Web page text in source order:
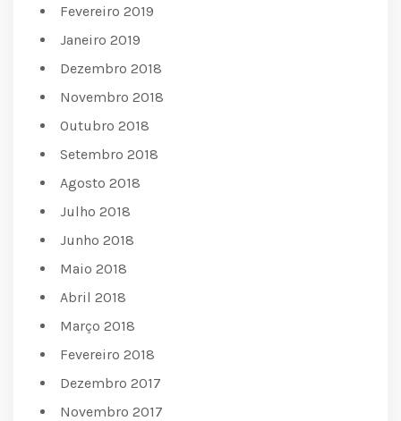
Fevereiro 2019
Janeiro 2019
Dezembro 2018
Novembro 2018
Outubro 2018
Setembro 2018
Agosto 2018
Julho 2018
Junho 2018
Maio 2018
Abril 2018
Março 2018
Fevereiro 2018
Dezembro 2017
Novembro 2017